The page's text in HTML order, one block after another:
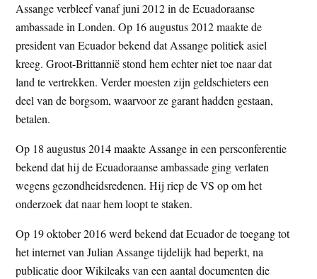
Assange verbleef vanaf juni 2012 in de Ecuadoraanse
ambassade in Londen. Op 16 augustus 2012 maakte de
president van Ecuador bekend dat Assange politiek asiel
kreeg. Groot-Brittannië stond hem echter niet toe naar dat
land te vertrekken. Verder moesten zijn geldschieters een
deel van de borgsom, waarvoor ze garant hadden gestaan,
betalen.
Op 18 augustus 2014 maakte Assange in een persconferentie
bekend dat hij de Ecuadoraanse ambassade ging verlaten
wegens gezondheidsredenen. Hij riep de VS op om het
onderzoek dat naar hem loopt te staken.
Op 19 oktober 2016 werd bekend dat Ecuador de toegang tot
het internet van Julian Assange tijdelijk had beperkt, na
publicatie door Wikileaks van een aantal documenten die